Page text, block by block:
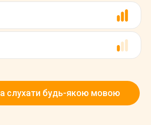
слухати будь-якою мовою